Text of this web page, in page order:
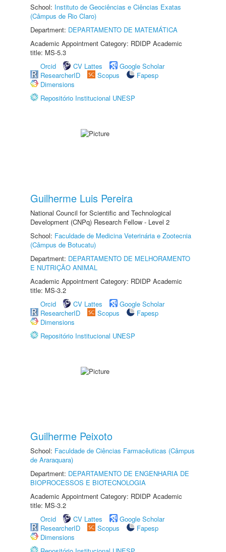
School: Instituto de Geociências e Ciências Exatas
(Câmpus de Rio Claro)
Department: DEPARTAMENTO DE MATEMÁTICA
Academic Appointment Category: RDIDP Academic
title: MS-5.3
Orcid
CV Lattes
Google Scholar
ResearcherID
Scopus
Fapesp
Dimensions
Repositório Institucional UNESP
Guilherme Luis Pereira
National Council for Scientific and Technological
Development (CNPq) Research Fellow - Level 2
School: Faculdade de Medicina Veterinária e Zootecnia
(Câmpus de Botucatu)
Department: DEPARTAMENTO DE MELHORAMENTO
E NUTRIÇÃO ANIMAL
Academic Appointment Category: RDIDP Academic
title: MS-3.2
Orcid
CV Lattes
Google Scholar
ResearcherID
Scopus
Fapesp
Dimensions
Repositório Institucional UNESP
Guilherme Peixoto
School: Faculdade de Ciências Farmacêuticas (Câmpus
de Araraquara)
Department: DEPARTAMENTO DE ENGENHARIA DE
BIOPROCESSOS E BIOTECNOLOGIA
Academic Appointment Category: RDIDP Academic
title: MS-3.2
Orcid
CV Lattes
Google Scholar
ResearcherID
Scopus
Fapesp
Dimensions